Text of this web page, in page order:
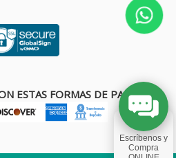
ESTAS FORMAS DE PAGO